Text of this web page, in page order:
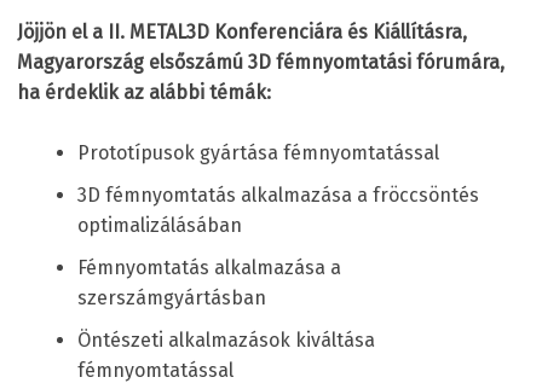
Jöjjön el a II. METAL3D Konferenciára és Kiállításra,
Magyarország elsőszámú 3D fémnyomtatási fórumára,
ha érdeklik az alábbi témák:
Prototípusok gyártása fémnyomtatással
3D fémnyomtatás alkalmazása a fröccsöntés
optimalizálásában
Fémnyomtatás alkalmazása a
szerszámgyártásban
Öntészeti alkalmazások kiváltása
fémnyomtatással